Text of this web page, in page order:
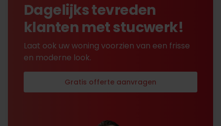
Dagelijks tevreden
klanten met stucwerk!
Laat ook uw woning voorzien van een frisse
en moderne look.
Gratis offerte aanvragen